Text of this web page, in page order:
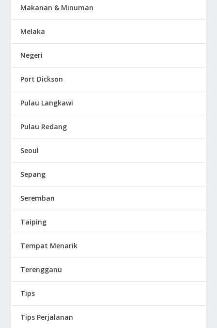
Makanan & Minuman
Melaka
Negeri
Port Dickson
Pulau Langkawi
Pulau Redang
Seoul
Sepang
Seremban
Taiping
Tempat Menarik
Terengganu
Tips
Tips Perjalanan